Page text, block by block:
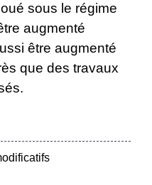
sous le régime
augmenté
être augmenté
que des travaux